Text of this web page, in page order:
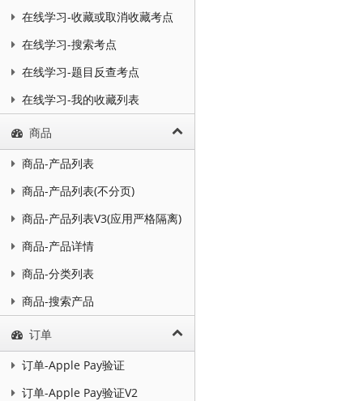
在线学习-收藏或取消收藏考点
在线学习-搜索考点
在线学习-题目反查考点
在线学习-我的收藏列表
商品
商品-产品列表
商品-产品列表(不分页)
商品-产品列表V3(应用严格隔离)
商品-产品详情
商品-分类列表
商品-搜索产品
订单
订单-Apple Pay验证
订单-Apple Pay验证V2